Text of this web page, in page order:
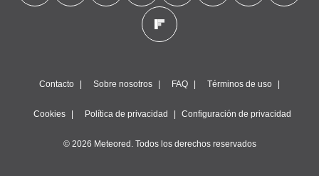
Contacto Sobre nosotros FAQ Términos de uso
Cookies Política de privacidad Configuración de privacidad
© 2026 Meteored. Todos los derechos reservados